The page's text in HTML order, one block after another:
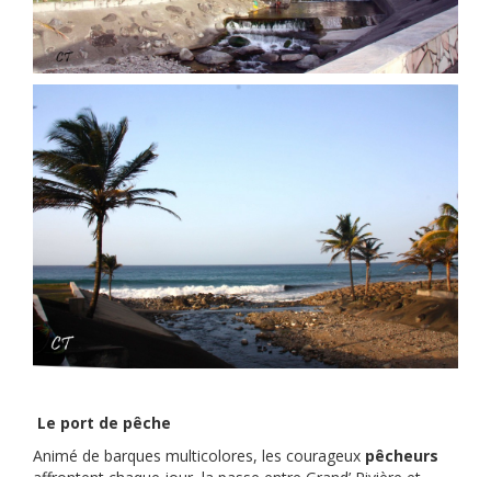
Le port de pêche
Animé de barques multicolores, les courageux pêcheurs